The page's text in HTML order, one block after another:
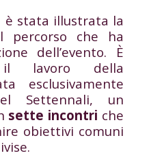
è stata illustrata la
percorso che ha
dell’evento. È
lavoro della
esclusivamente
Settennali, un
sette incontri che
obiettivi comuni